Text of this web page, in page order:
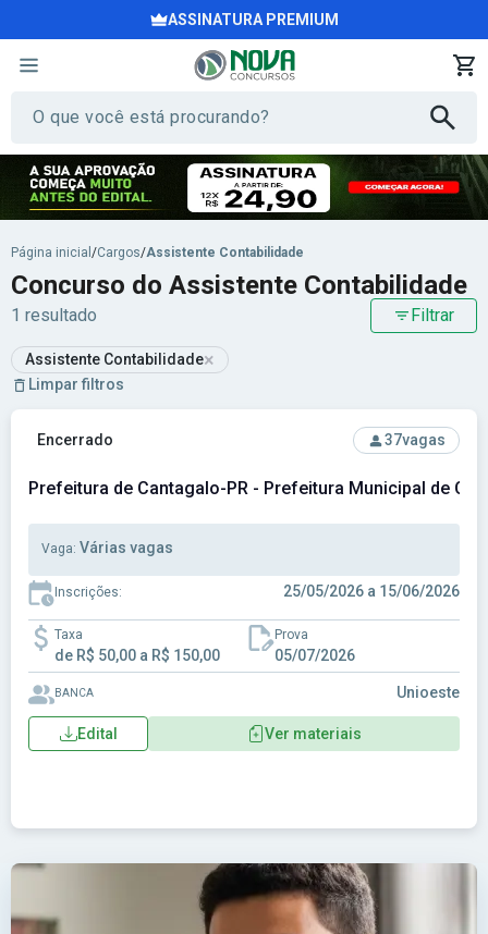
ASSINATURA PREMIUM
Página inicial /Cargos/Assistente Contabilidade
Concurso do Assistente Contabilidade
1 resultado Filtrar
Assistente Contabilidade×
Limpar filtros
Ver concurso: Prefeitura de Cantagalo-PR - Prefeitura
Encerrado 37vagas
Prefeitura de Cantagalo-PR - Prefeitura Municipal de
Vaga: Várias vagas
Inscrições: 25/05/2026 a 15/06/2026
Taxa
de R$ 50,00 a R$ 150,00
Prova
05/07/2026
BANCA Unioeste
Edital Ver materiais